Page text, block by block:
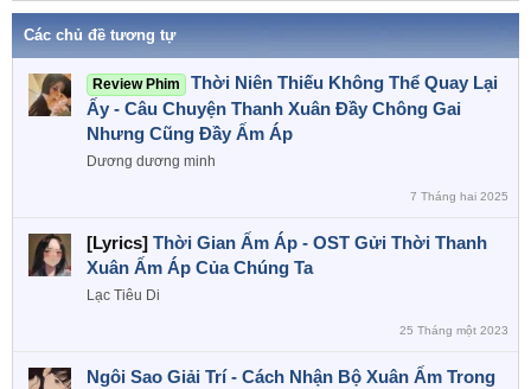
Các chủ đề tương tự
Review Phim
Thời Niên Thiếu Không Thể Quay Lại
Ấy - Câu Chuyện Thanh Xuân Đầy Chông Gai
Nhưng Cũng Đầy Ấm Áp
Dương dương minh
7 Tháng hai 2025
[Lyrics] Thời Gian Ấm Áp - OST Gửi Thời Thanh
Xuân Ấm Áp Của Chúng Ta
Lạc Tiêu Di
25 Tháng một 2023
Ngôi Sao Giải Trí - Cách Nhận Bộ Xuân Ấm Trong